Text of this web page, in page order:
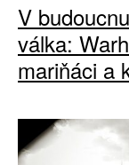
V
válka:
mariňáci a